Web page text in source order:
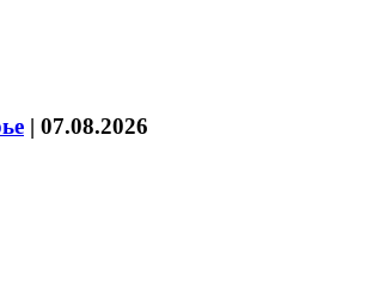
| 07.08.2026